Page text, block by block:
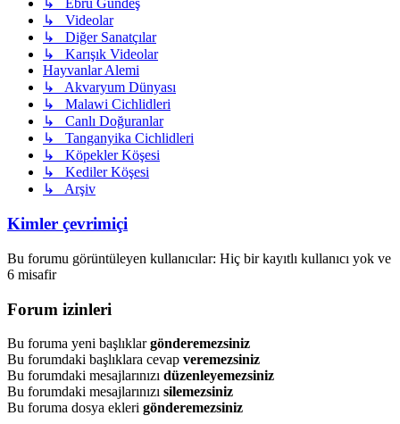
↳ Ebru Gündeş
↳ Videolar
↳ Diğer Sanatçılar
↳ Karışık Videolar
Hayvanlar Alemi
↳ Akvaryum Dünyası
↳ Malawi Cichlidleri
↳ Canlı Doğuranlar
↳ Tanganyika Cichlidleri
↳ Köpekler Köşesi
↳ Kediler Köşesi
↳ Arşiv
Kimler çevrimiçi
Bu forumu görüntüleyen kullanıcılar: Hiç bir kayıtlı kullanıcı yok ve
6 misafir
Forum izinleri
Bu foruma yeni başlıklargönderemezsiniz
Bu forumdaki başlıklara cevap veremezsiniz
Bu forumdaki mesajlarınızı düzenleyemezsiniz
Bu forumdaki mesajlarınızı silemezsiniz
Bu foruma dosya ekleri gönderemezsiniz